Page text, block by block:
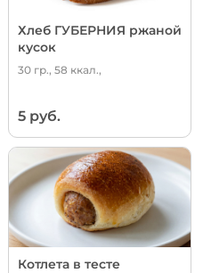
Хлеб ГУБЕРНИЯ ржаной
кусок
30 гр., 58 ккал.,
5 руб.
Котлета в тесте